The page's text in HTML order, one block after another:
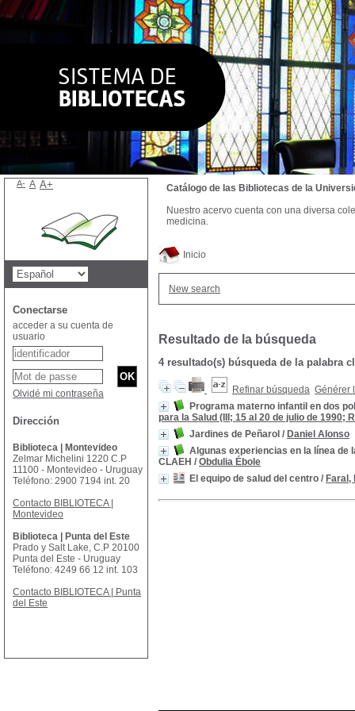
Inicio
New search
Resultado de la búsqueda
4 resultado(s) búsqueda de la palabra
Refinar búsqueda Générer
Programa materno infantil en dos
para la Salud (III; 15 al 20 de julio de 1990;
Jardines de Peñarol / Daniel Alonso
Algunas experiencias en la línea de
CLAEH / Obdulia Ébole
El equipo de salud del centro / Faral,
Catálogo de las Bibliotecas de la
Nuestro acervo cuenta con una diversa
medicina.
A- A A+
Conectarse
acceder a su cuenta de
usuario
Olvidé mi contraseña
Dirección
Biblioteca | Montevideo
Zelmar Michelini 1220 C.P
11100 - Montevideo - Uruguay
Teléfono: 2900 7194 int. 20
Contacto BIBLIOTECA |
Montevideo
Biblioteca | Punta del Este
Prado y Salt Lake, C.P 20100
Punta del Este - Uruguay
Teléfono: 4249 66 12 int. 103
Contacto BIBLIOTECA | Punta
del Este